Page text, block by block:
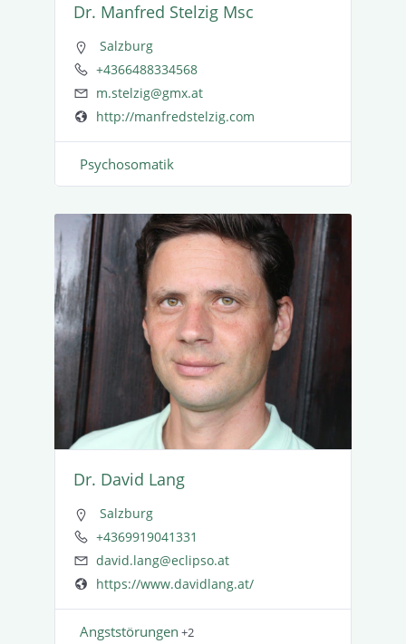
Dr. Manfred Stelzig Msc
Salzburg
+4366488334568
m.stelzig@gmx.at
http://manfredstelzig.com
Psycho­so­matik
Dr. David Lang
Salzburg
+4369919041331
david.lang@eclipso.at
https://www.davidlang.at/
Angst­stö­rungen +2